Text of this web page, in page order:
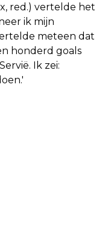
red.) vertelde het
ik mijn
meteen dat
honderd goals
Ik zei: